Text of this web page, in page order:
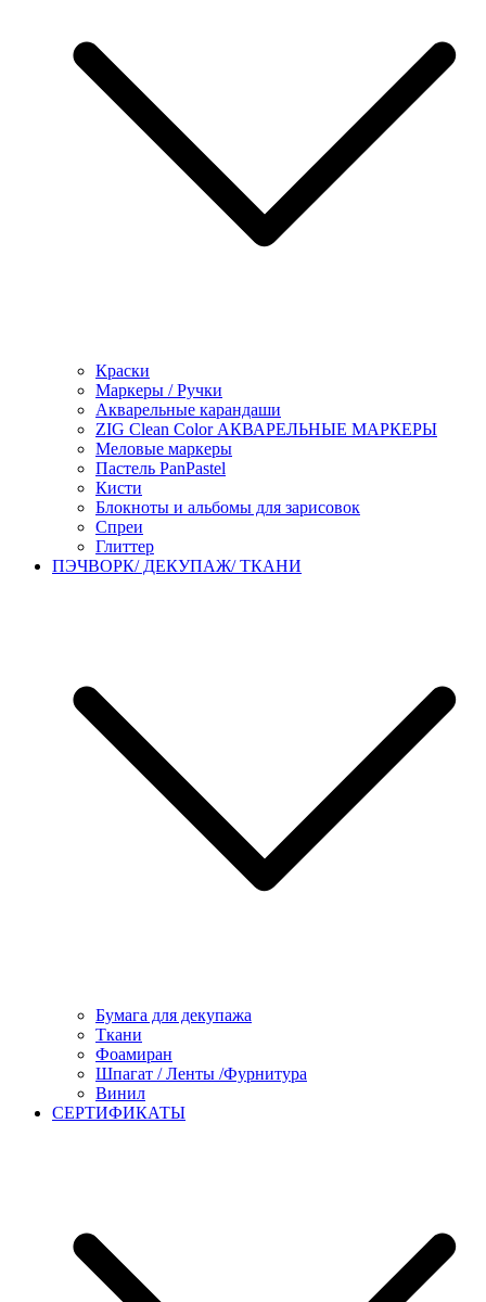
Краски
Маркеры / Ручки
Акварельные карандаши
ZIG Clean Color АКВАРЕЛЬНЫЕ МАРКЕРЫ
Меловые маркеры
Пастель PanPastel
Кисти
Блокноты и альбомы для зарисовок
Спреи
Глиттер
ПЭЧВОРК/ ДЕКУПАЖ/ ТКАНИ
Бумага для декупажа
Ткани
Фоамиран
Шпагат / Ленты /Фурнитура
Винил
СЕРТИФИКАТЫ